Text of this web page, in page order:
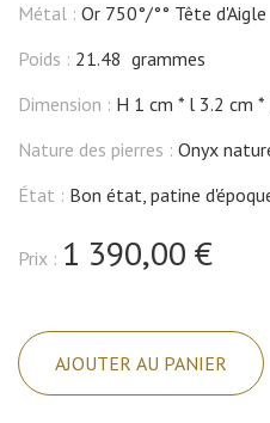
Métal : Or 750°/°° Tête d'Aigle
Poids : 21.48 grammes
Dimension : H 1 cm l 3.2 cm
Nature des pierres : Onyx
État : Bon état, patine
Prix : 1 390,00 €
de
Gros
AJOUTER AU PANIER